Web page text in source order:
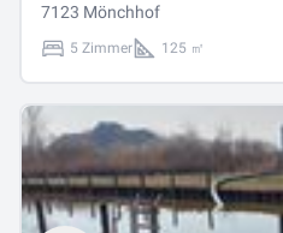
7123 Mönchhof
5 Zimmer 125 ㎡